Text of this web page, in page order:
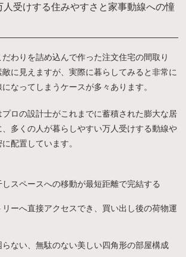
人受けする住みやすさと家事動線への憧
わりを詰め込んで作った注文住宅の間取り
に見えますが、実際に暮らしてみると非常に
なってしまうケースが多々あります。
ロの設計士がこれまでに蓄積された膨大な居
多くの人が暮らしやすい万人受けする動線や
配置しています。
スペースへの移動が最短距離で完結する
ーへ直接アクセスでき、買い出し後の荷物運
ない、無駄のない美しい四角形の部屋構成